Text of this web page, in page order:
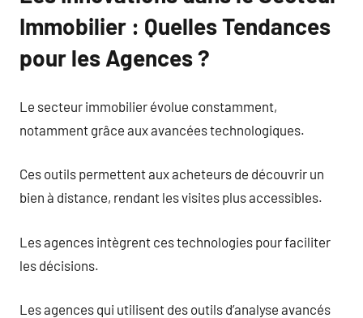
Immobilier : Quelles Tendances
pour les Agences ?
Le secteur immobilier évolue constamment,
notamment grâce aux avancées technologiques.
Ces outils permettent aux acheteurs de découvrir un
bien à distance, rendant les visites plus accessibles.
Les agences intègrent ces technologies pour faciliter
les décisions.
Les agences qui utilisent des outils d’analyse avancés